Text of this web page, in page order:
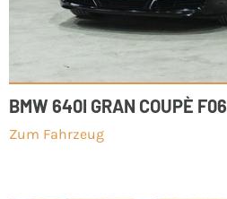
BMW 640I GRAN COUPÈ F06
Zum Fahrzeug